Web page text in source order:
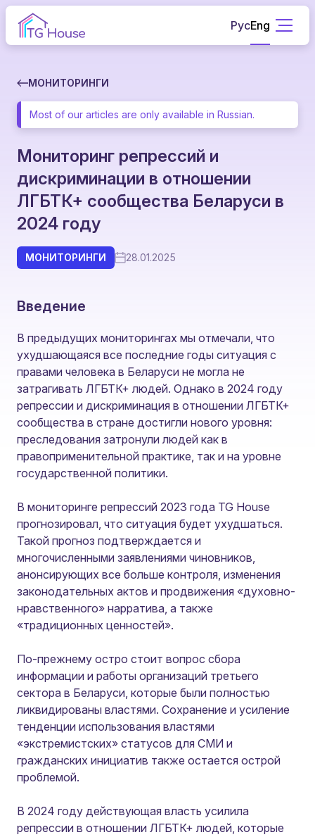
РусEng
МОНИТОРИНГИ
Most of our articles are only available in Russian.
Мониторинг репрессий и
дискриминации в отношении
ЛГБТК+ сообщества Беларуси в
2024 году
МОНИТОРИНГИ 28.01.2025
Введение
В предыдущих мониторингах мы отмечали, что
ухудшающаяся все последние годы ситуация с
правами человека в Беларуси не могла не
затрагивать ЛГБТК+ людей. Однако в 2024 году
репрессии и дискриминация в отношении ЛГБТК+
сообщества в стране достигли нового уровня:
преследования затронули людей как в
правоприменительной практике, так и на уровне
государственной политики.
В мониторинге репрессий 2023 года TG House
прогнозировал, что ситуация будет ухудшаться.
Такой прогноз подтверждается и
многочисленными заявлениями чиновников,
анонсирующих все больше контроля, изменения
законодательных актов и продвижения «духовно-
нравственного» нарратива, а также
«традиционных ценностей».
По-прежнему остро стоит вопрос сбора
информации и работы организаций третьего
сектора в Беларуси, которые были полностью
ликвидированы властями. Сохранение и усиление
тенденции использования властями
«экстремистских» статусов для СМИ и
гражданских инициатив также остается острой
проблемой.
В 2024 году действующая власть усилила
репрессии в отношении ЛГБТК+ людей, которые